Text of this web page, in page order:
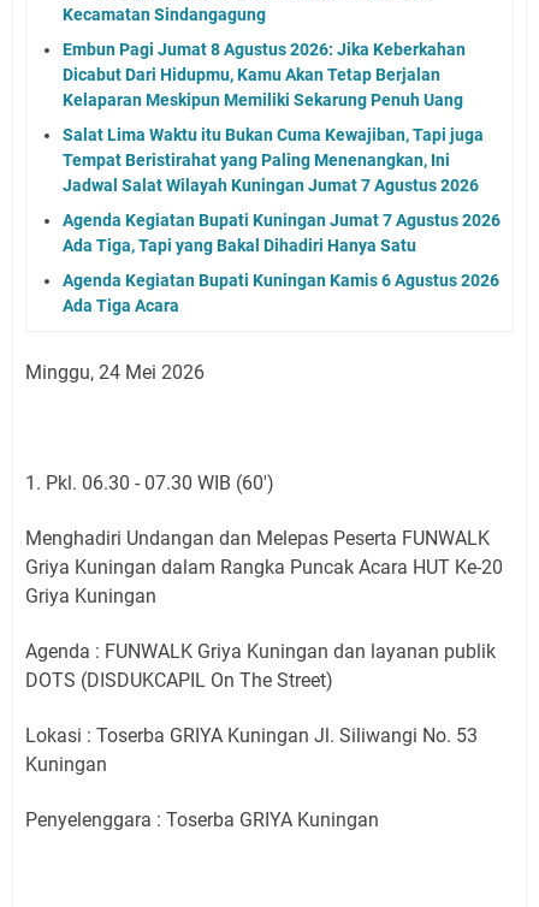
Kecamatan Sindangagung
Embun Pagi Jumat 8 Agustus 2026: Jika Keberkahan
Dicabut Dari Hidupmu, Kamu Akan Tetap Berjalan
Kelaparan Meskipun Memiliki Sekarung Penuh Uang
Salat Lima Waktu itu Bukan Cuma Kewajiban, Tapi juga
Tempat Beristirahat yang Paling Menenangkan, Ini
Jadwal Salat Wilayah Kuningan Jumat 7 Agustus 2026
Agenda Kegiatan Bupati Kuningan Jumat 7 Agustus 2026
Ada Tiga, Tapi yang Bakal Dihadiri Hanya Satu
Agenda Kegiatan Bupati Kuningan Kamis 6 Agustus 2026
Ada Tiga Acara
Minggu, 24 Mei 2026
1. Pkl. 06.30 - 07.30 WIB (60')
Menghadiri Undangan dan Melepas Peserta FUNWALK
Griya Kuningan dalam Rangka Puncak Acara HUT Ke-20
Griya Kuningan
Agenda : FUNWALK Griya Kuningan dan layanan publik
DOTS (DISDUKCAPIL On The Street)
Lokasi : Toserba GRIYA Kuningan Jl. Siliwangi No. 53
Kuningan
Penyelenggara : Toserba GRIYA Kuningan